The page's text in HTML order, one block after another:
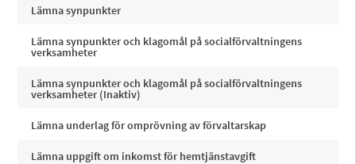
Lämna synpunkter
Lämna synpunkter och klagomål på socialförvaltningens
verksamheter
Lämna synpunkter och klagomål på socialförvaltningens
verksamheter (Inaktiv)
Lämna underlag för omprövning av förvaltarskap
Lämna uppgift om inkomst för hemtjänstavgift